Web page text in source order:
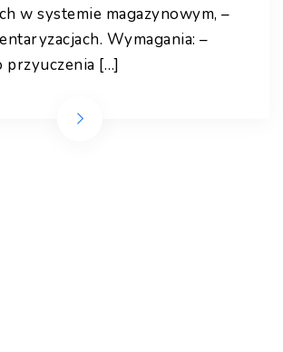
w systemie magazynowym, –
Wymagania: –
przyuczenia […]